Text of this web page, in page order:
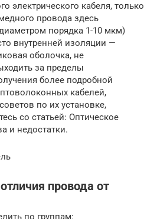
электрического кабеля, только
провода здесь
порядка 1-10 мкм)
внутренней изоляции —
оболочка, не
за пределы
более подробной
кабелей,
по их установке,
со статьей: Оптическое
и недостатки.
провода от
по группам: